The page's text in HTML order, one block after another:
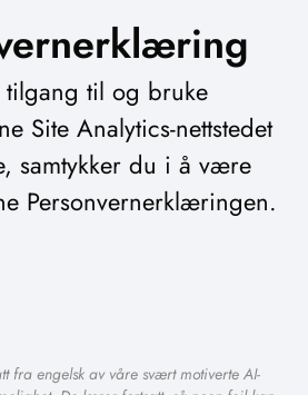
tilgang til og bruke
Site Analytics-nettstedet
samtykker du i å være
Personvernerklæringen.
fra engelsk av våre svært motiverte AI-